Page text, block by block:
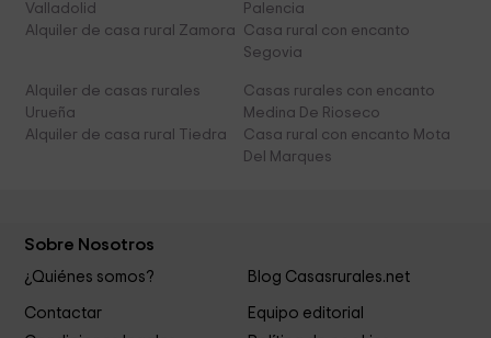
Valladolid
Palencia
Alquiler de casa rural Zamora
Casa rural con encanto
Segovia
Alquiler de casas rurales
Urueña
Casas rurales con encanto
Medina De Rioseco
Alquiler de casa rural Tiedra
Casa rural con encanto Mota
Del Marques
Sobre Nosotros
¿Quiénes somos? Blog Casasrurales.net
Contactar
Equipo editorial